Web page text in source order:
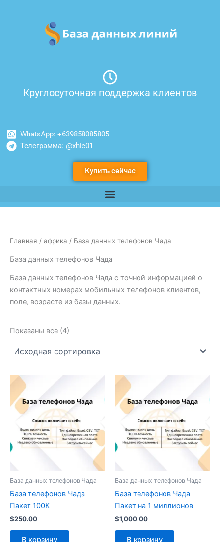
содержимому
Круглосуточная поддержка клиентов
WhatsApp: +639858085805
Телеграмма: @xhie01
Купить сейчас
Главная / африка / База данных телефонов Чада
База данных телефонов Чада
База данных телефонов Чада с точной информацией о
контактных номерах мобильных телефонов клиентов,
поле, возрасте из базы данных.
Показаны все (4)
База данных телефонов Чада
База телефонов Чада
Пакет 100К
$250.00
В корзину
База данных телефонов Чада
База телефонов Чада
Пакет на 1 миллионов
$1,000.00
В корзину